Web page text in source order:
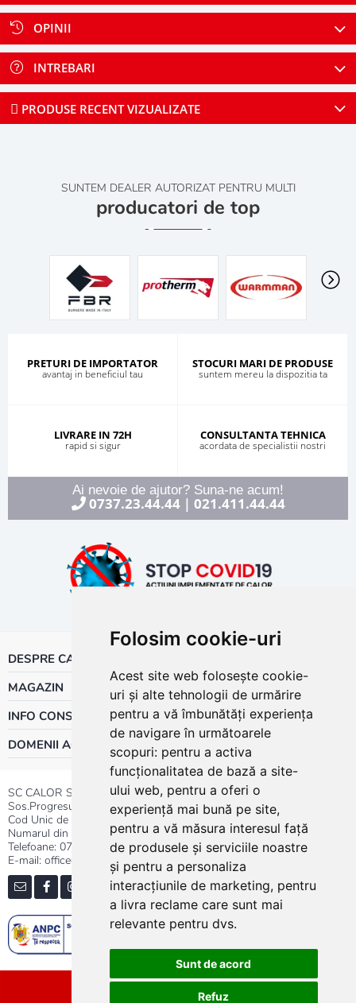
Folosim cookie-uri
Acest site web folosește cookie-
uri și alte tehnologii de urmărire
pentru a vă îmbunătăți experiența
de navigare în următoarele
scopuri: pentru a activa
funcționalitatea de bază a site-
ului web, pentru a oferi o
experiență mai bună pe site,
pentru a vă măsura interesul față
de produsele și serviciile noastre
și pentru a personaliza
interacțiunile de marketing, pentru
a livra reclame care sunt mai
relevante pentru dvs.
Sunt de acord
Refuz
OPINII
INTREBARI
PRODUSE RECENT VIZUALIZATE
SUNTEM DEALER AUTORIZAT PENTRU MULTI
producatori de top
PRETURI DE IMPORTATOR
avantaj in beneficiul tau
STOCURI MARI DE PRODUSE
suntem mereu la dispozitia ta
LIVRARE IN 72H
rapid si sigur
CONSULTANTA TEHNICA
acordata de specialistii nostri
Ai nevoie de ajutor? Suna-ne acum!
0737.23.44.44| 021.411.44.44
DESPRE CALOR
MAGAZIN
INFO CONSUMATOR
DOMENII ACTIVITATE
SC CALOR SRL
Sos.Progresului nr.30-40, Sector 5, Bucuresti
Cod Unic de Inregistrare: RO 3004724
Numarul din Registrul Comertului:J40/13176/1991
Telefoane: 0737.23.44.44|021.411.44.44
E-mail: office@calor.ro